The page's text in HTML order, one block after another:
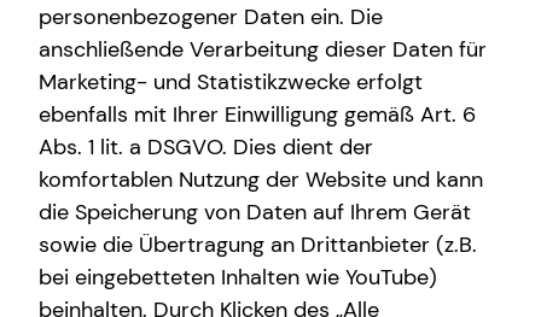
Anforderungen für Unrternehmen
bAV-Bausteine für Unternehmen
Private Krankenvorsorge
Investment
Kapitalanlage Immobilien
Altersvorsorge
Gewerbliche Versicherungen
Arbeitskraftabsicherung
Podcast
teamzukunft
personenbezogener Daten ein. Die
anschließende Verarbeitung dieser Daten für
Marketing- und Statistikzwecke erfolgt
ebenfalls mit Ihrer Einwilligung gemäß Art. 6
Abs. 1 lit. a DSGVO. Dies dient der
komfortablen Nutzung der Website und kann
die Speicherung von Daten auf Ihrem Gerät
sowie die Übertragung an Drittanbieter (z.B.
bei eingebetteten Inhalten wie YouTube)
beinhalten. Durch Klicken des „Alle